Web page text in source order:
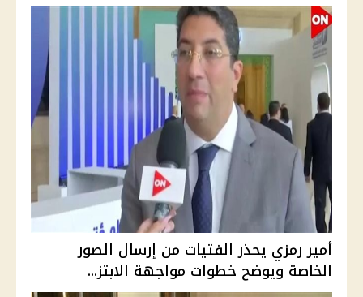
أمير رمزي يحذر الفتيات من إرسال الصور
الخاصة ويوضح خطوات مواجهة الابتز...